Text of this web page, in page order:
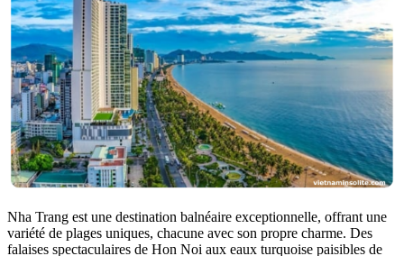
Nha Trang est une destination balnéaire exceptionnelle, offrant une
variété de plages uniques, chacune avec son propre charme. Des
falaises spectaculaires de Hon Noi aux eaux turquoise paisibles de